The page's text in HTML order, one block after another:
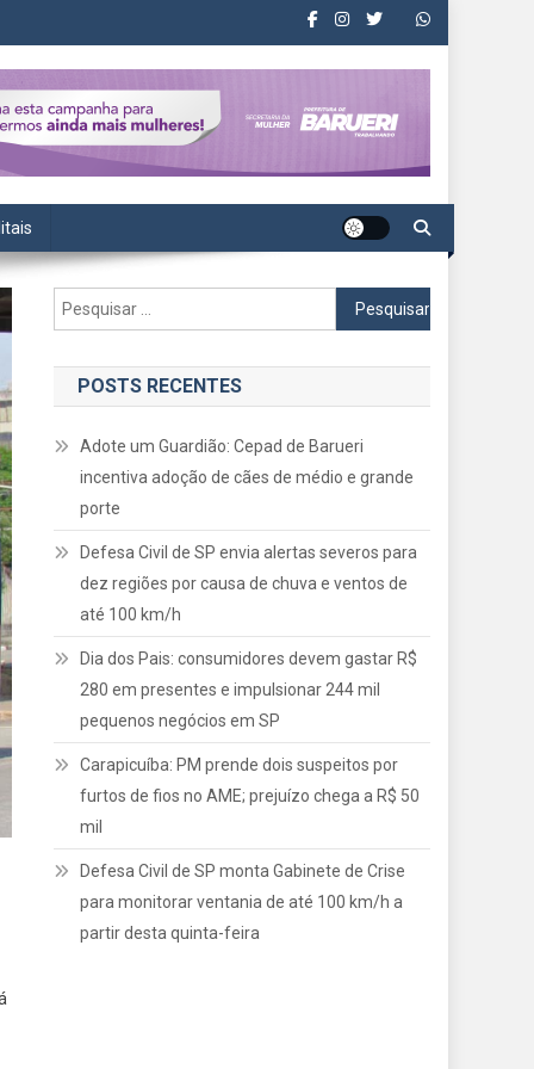
Pesquisar
por:
POSTS RECENTES
Adote um Guardião: Cepad de Barueri
incentiva adoção de cães de médio e grande
porte
Defesa Civil de SP envia alertas severos para
dez regiões por causa de chuva e ventos de
até 100 km/h
Dia dos Pais: consumidores devem gastar R$
280 em presentes e impulsionar 244 mil
pequenos negócios em SP
Carapicuíba: PM prende dois suspeitos por
furtos de fios no AME; prejuízo chega a R$ 50
mil
Defesa Civil de SP monta Gabinete de Crise
para monitorar ventania de até 100 km/h a
partir desta quinta-feira